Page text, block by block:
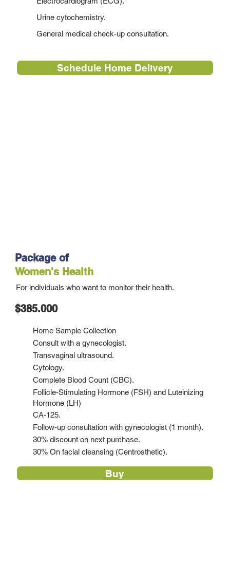
Urine cytochemistry.
General medical check-up consultation.
Schedule Home Delivery
Package of
Women's Health
For individuals who want to monitor their health.
$385.000
Home Sample Collection
Consult with a gynecologist.
Transvaginal ultrasound.
Cytology.
Complete Blood Count (CBC).
Follicle-Stimulating Hormone (FSH) and Luteinizing
Hormone (LH)
CA-125.
Follow-up consultation with gynecologist (1 month).
30% discount on next purchase.
30% On facial cleansing (Centrosthetic).
Buy